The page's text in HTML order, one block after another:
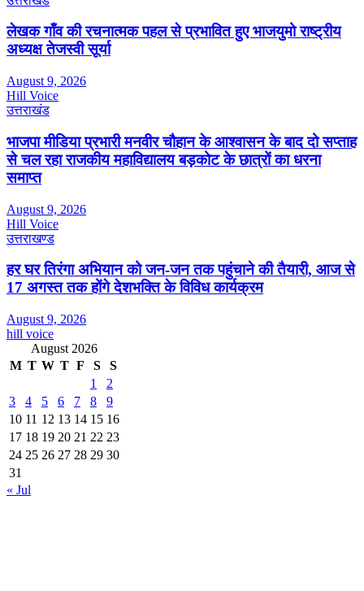
लेखक गाँव की रचनात्मक पहल से प्रभावित हुए भाजयुमो राष्ट्रीय
अध्यक्ष तेजस्वी सूर्या
August 9, 2026
Hill Voice
उत्तराखंड
भाजपा मीडिया प्रभारी मनवीर चौहान के आश्वासन के बाद दो सप्ताह
से चल रहा राजकीय महाविद्यालय बड़कोट के छात्रों का धरना
समाप्त
August 9, 2026
Hill Voice
उत्तराखण्ड
हर घर तिरंगा अभियान को जन-जन तक पहुंचाने की तैयारी, आज से
17 अगस्त तक होंगे देशभक्ति के विविध कार्यक्रम
August 9, 2026
hill voice
August 2026
M T W T F S
S
1
2
3
4 5 6 7 8
9
10 11 12 13 14 15 16
17 18 19 20 21 22 23
24 25 26 27 28 29 30
31
« Jul